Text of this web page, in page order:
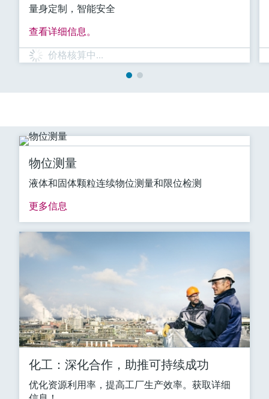
量身定制，智能安全
查看详细信息。
价格核算中…
物位测量
液体和固体颗粒连续物位测量和限位检测
更多信息
化工：深化合作，助推可持续成功
优化资源利用率，提高工厂生产效率。获取详细